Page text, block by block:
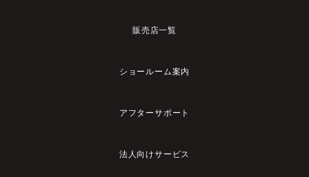
販売店一覧
ショールーム案内
アフターサポート
法人向けサービス